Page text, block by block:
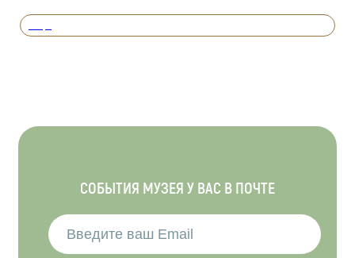
СОБЫТИЯ МУЗЕЯ У ВАС В ПОЧТЕ